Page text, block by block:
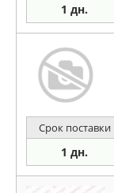
1 дн.
Срок поставки
1 дн.